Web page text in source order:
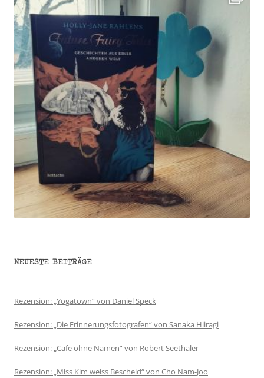
NEUESTE BEITRÄGE
Rezension: „Yogatown“ von Daniel Speck
Rezension: „Die Erinnerungsfotografen“ von Sanaka Hiiragi
Rezension: „Cafe ohne Namen“ von Robert Seethaler
Rezension: „Miss Kim weiss Bescheid“ von Cho Nam-Joo